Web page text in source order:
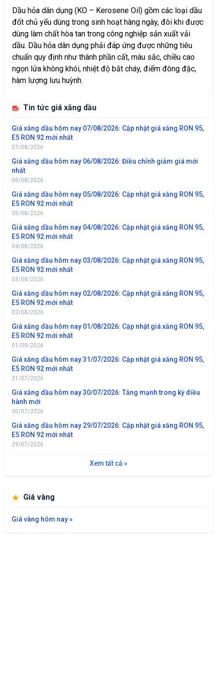
Dầu hỏa dân dụng (KO – Kerosene Oil) gồm các loại dầu
đốt chủ yếu dùng trong sinh hoạt hàng ngày, đôi khi được
dùng làm chất hòa tan trong công nghiệp sản xuất vải
dầu. Dầu hỏa dân dụng phải đáp ứng được những tiêu
chuẩn quy định như thành phần cất, màu sắc, chiều cao
ngọn lửa không khói, nhiệt độ bắt cháy, điểm đông đặc,
hàm lượng lưu huỳnh.
Tin tức giá xăng dầu
Giá xăng dầu hôm nay 07/08/2026: Cập nhật giá xăng RON 95,
E5 RON 92 mới nhất
07/08/2026
Giá xăng dầu hôm nay 06/08/2026: Điều chỉnh giảm giá mới
nhất
06/08/2026
Giá xăng dầu hôm nay 05/08/2026: Cập nhật giá xăng RON 95,
E5 RON 92 mới nhất
05/08/2026
Giá xăng dầu hôm nay 04/08/2026: Cập nhật giá xăng RON 95,
E5 RON 92 mới nhất
04/08/2026
Giá xăng dầu hôm nay 03/08/2026: Cập nhật giá xăng RON 95,
E5 RON 92 mới nhất
03/08/2026
Giá xăng dầu hôm nay 02/08/2026: Cập nhật giá xăng RON 95,
E5 RON 92 mới nhất
02/08/2026
Giá xăng dầu hôm nay 01/08/2026: Cập nhật giá xăng RON 95,
E5 RON 92 mới nhất
01/08/2026
Giá xăng dầu hôm nay 31/07/2026: Cập nhật giá xăng RON 95,
E5 RON 92 mới nhất
31/07/2026
Giá xăng dầu hôm nay 30/07/2026: Tăng mạnh trong kỳ điều
hành mới
30/07/2026
Giá xăng dầu hôm nay 29/07/2026: Cập nhật giá xăng RON 95,
E5 RON 92 mới nhất
29/07/2026
Xem tất cả »
Giá vàng
Giá vàng hôm nay »